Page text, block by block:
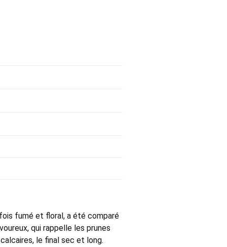
fumé et floral, a été comparé
qui rappelle les prunes
le final sec et long.